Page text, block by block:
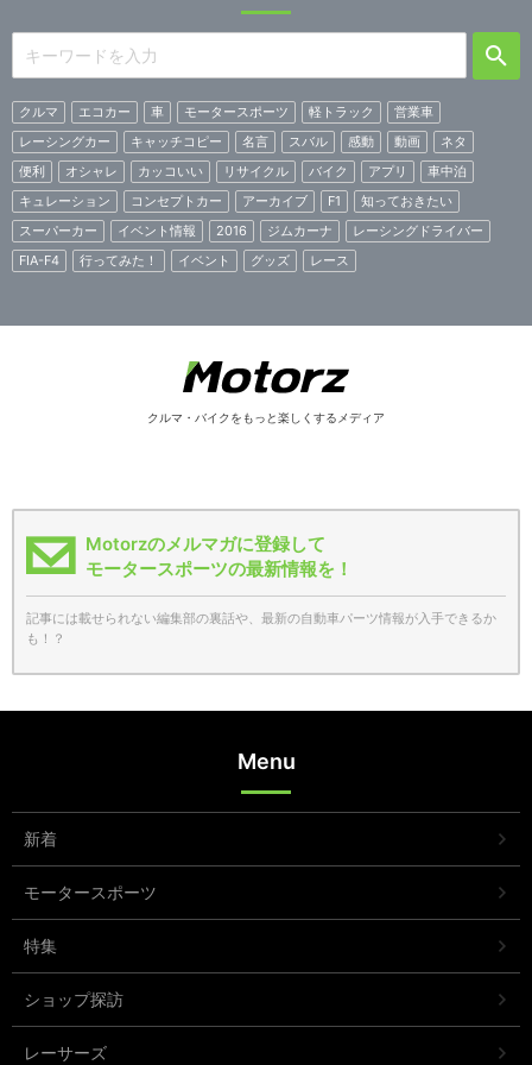
クルマ エコカー 車 モータースポーツ 軽トラック
営業車
レーシングカー
キャッチコピー 名言 スバル 感動 動画
ネタ
便利
オシャレ カッコいい リサイクル バイク アプリ
車中泊
キュレーション
コンセプトカー アーカイブ F1
知っておきたい
スーパーカー
イベント情報 2016 ジムカーナ
レーシングドライバー
FIA-F4
行ってみた！ イベント グッズ レース
クルマ・バイクをもっと楽しくするメディア
Motorzのメルマガに登録して
モータースポーツの最新情報を！
記事には載せられない編集部の裏話や、最新の自動車パーツ情報が入手できるか
も！？
Menu
新着
モータースポーツ
特集
ショップ探訪
レーサーズ